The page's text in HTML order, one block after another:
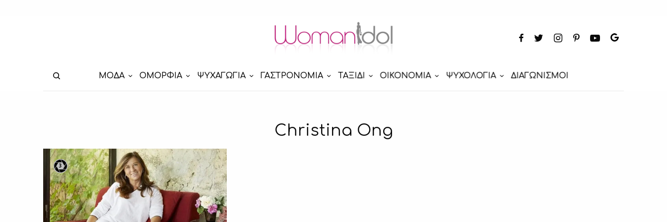
ΜΟΔΑ ΟΜΟΡΦΙΑ ΨΥΧΑΓΩΓΙΑ ΓΑΣΤΡΟΝΟΜΙΑ ΤΑΞΙΔΙ ΟΙΚΟΝΟΜΙΑ ΨΥΧΟΛΟΓΙΑ ΔΙΑΓΩΝΙΣΜΟΙ
Christina Ong
3